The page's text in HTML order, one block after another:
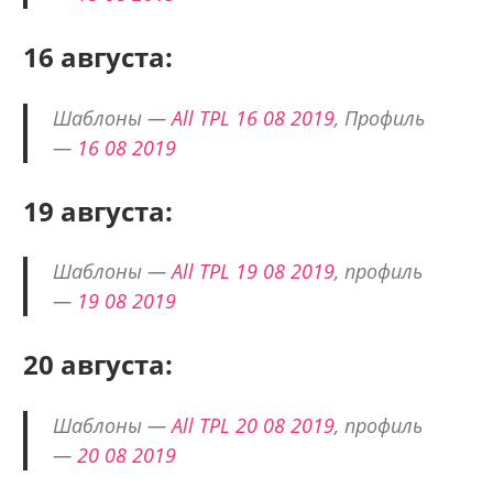
16 августа:
Шаблоны —All TPL 16 08 2019, Профиль
— 16 08 2019
19 августа:
Шаблоны —All TPL 19 08 2019, профиль
— 19 08 2019
20 августа:
Шаблоны —All TPL 20 08 2019, профиль
— 20 08 2019